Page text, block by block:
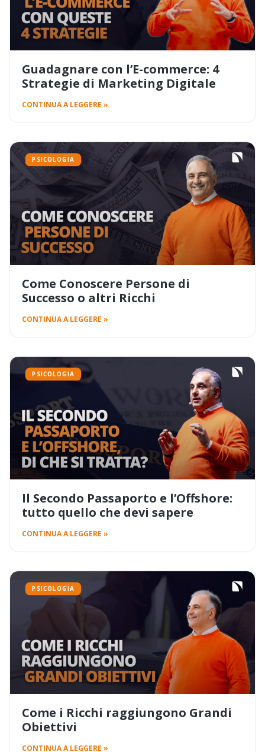
Guadagnare con l’E-commerce: 4
Strategie di Marketing Digitale
CONTINUA A LEGGERE »
PSICOLOGIA
Come Conoscere Persone di
Successo o altri Ricchi
CONTINUA A LEGGERE »
PSICOLOGIA
Il Secondo Passaporto e l’Offshore:
tutto quello che devi sapere
CONTINUA A LEGGERE »
PSICOLOGIA
Come i Ricchi raggiungono Grandi
Obiettivi
CONTINUA A LEGGERE »